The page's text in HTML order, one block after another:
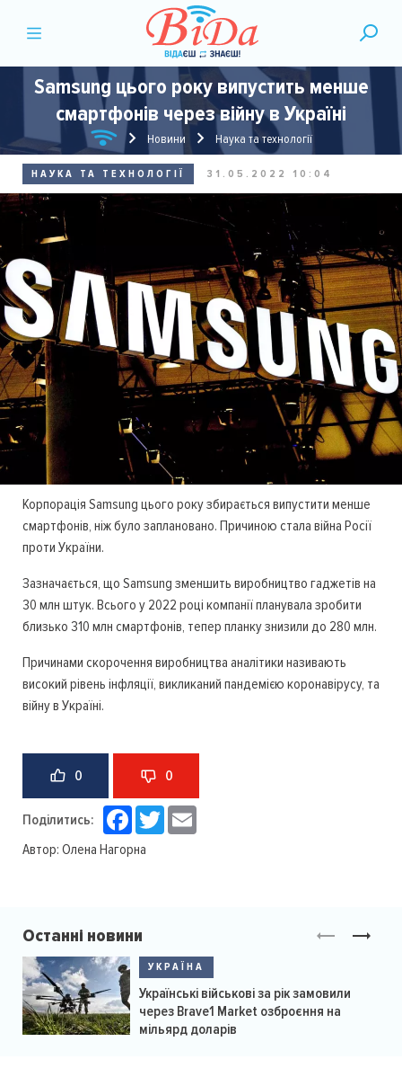
Samsung цього року випустить менше
смартфонів через війну в Україні
Новини Наука та технології
НАУКА ТА ТЕХНОЛОГІЇ 31.05.2022 10:04
Корпорація Samsung цього року збирається випустити менше
смартфонів, ніж було заплановано. Причиною стала війна Росії
проти України.
Зазначається, що Samsung зменшить виробництво гаджетів на
30 млн штук. Всього у 2022 році компанії планувала зробити
близько 310 млн смартфонів, тепер планку знизили до 280 млн.
Причинами скорочення виробництва аналітики називають
високий рівень інфляції, викликаний пандемією коронавірусу, та
війну в Україні.
0 0
Поділитись: Facebook
Twitter
Автор: Олена Нагорна
Останні новини
УКРАЇНА
Українські військові за рік замовили
через Brave1 Market озброєння на
мільярд доларів